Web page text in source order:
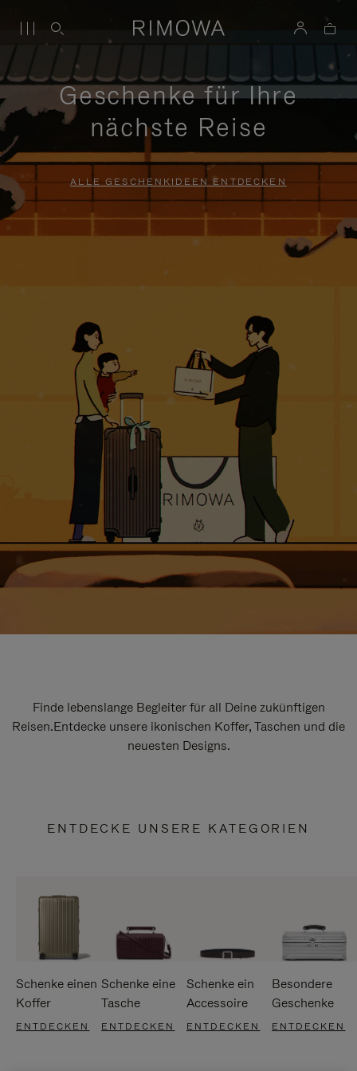
Geschenke für Ihre
nächste Reise
ALLE GESCHENKIDEEN ENTDECKEN
Finde lebenslange Begleiter für all Deine zukünftigen
Reisen.Entdecke unsere ikonischen Koffer, Taschen und die
neuesten Designs.
ENTDECKE UNSERE KATEGORIEN
Schenke einen
Koffer
ENTDECKEN
Schenke eine
Tasche
ENTDECKEN
Schenke ein
Accessoire
ENTDECKEN
Besondere
Geschenke
ENTDECKEN